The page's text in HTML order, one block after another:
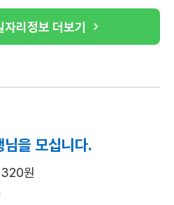
자리정보 더보기
을 모십니다.
원